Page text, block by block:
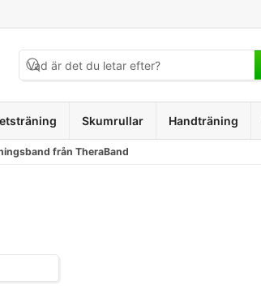
Skumrullar Handträning
från TheraBand